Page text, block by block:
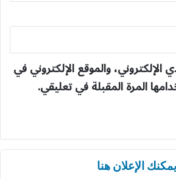
والموقع الإلكتروني في
المرة المقبلة في تعليقي.
يمكنك الإعلان هنا